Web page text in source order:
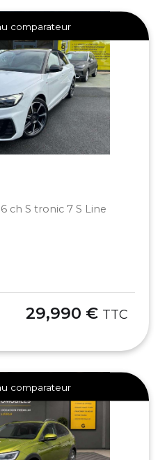
comparateur
ch S tronic 7 S Line
29,990 € TTC
comparateur